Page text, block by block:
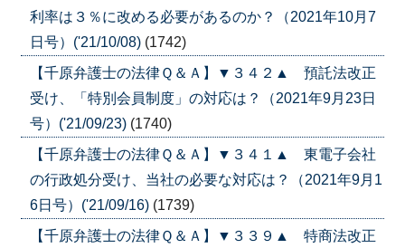
利率は３％に改める必要があるのか？（2021年10月7
日号）('21/10/08) (1742)
【千原弁護士の法律Ｑ＆Ａ】▼３４２▲ 預託法改正
受け、「特別会員制度」の対応は？（2021年9月23日
号）('21/09/23) (1740)
【千原弁護士の法律Ｑ＆Ａ】▼３４１▲ 東電子会社
の行政処分受け、当社の必要な対応は？（2021年9月1
6日号）('21/09/16) (1739)
【千原弁護士の法律Ｑ＆Ａ】▼３３９▲ 特商法改正